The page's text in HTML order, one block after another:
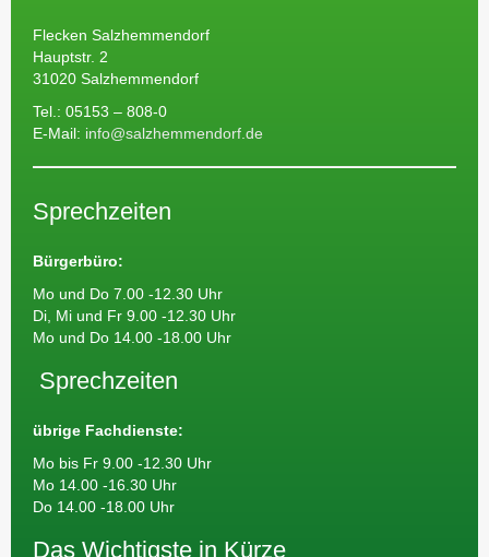
Flecken Salzhemmendorf
Hauptstr. 2
31020 Salzhemmendorf
Tel.: 05153 – 808-0
E-Mail: info@salzhemmendorf.de
Sprechzeiten
Bürgerbüro:
Mo und Do 7.00 -12.30 Uhr
Di, Mi und Fr 9.00 -12.30 Uhr
Mo und Do 14.00 -18.00 Uhr
Sprechzeiten
übrige Fachdienste:
Mo bis Fr 9.00 -12.30 Uhr
Mo 14.00 -16.30 Uhr
Do 14.00 -18.00 Uhr
Das Wichtigste in Kürze